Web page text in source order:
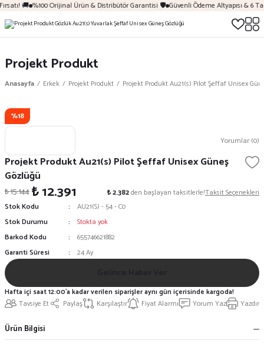
🚚 %100 Orijinal Ürün & Distribütör Garantisi 🛡️ Güvenli Ödeme Altyapısı & 6
Projekt Produkt
Anasayfa Erkek Projekt Produkt Projekt Produkt Au21(s) Pilot Şeffaf Unisex
%18
Yorumlar (0)
Projekt Produkt Au21(s) Pilot Şeffaf Unisex Güneş
Gözlüğü
₺ 15.144₺ 12.391 ₺ 2.382den başlayan taksitlerle!Taksit Seçenekleri
Stok Kodu
AU21(S) - 54 - C0
Stok Durumu
Stokta yok
Barkod Kodu
655746621882
Garanti Süresi
24 Ay
Tavsiye Et Paylaş Karşılaştır Fiyat Alarmı Yorum Yaz Yazdır
Hafta içi saat 12:00'a kadar verilen siparişler aynı gün içerisinde kargoda!
Ürün Bilgisi